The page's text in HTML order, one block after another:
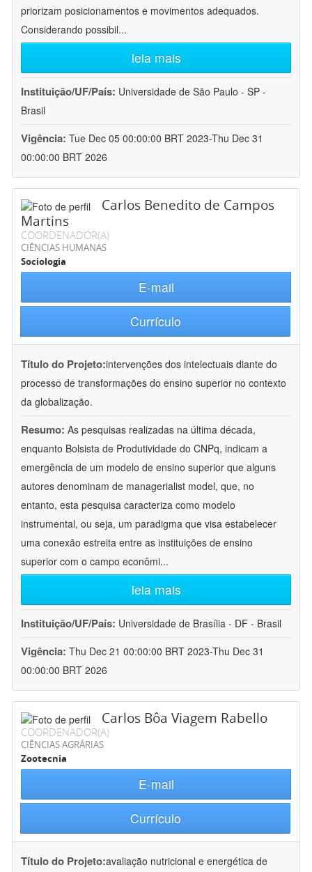
priorizam posicionamentos e movimentos adequados.
Considerando possibil...
leia mais
Instituição/UF/País: Universidade de São Paulo - SP -
Brasil
Vigência: Tue Dec 05 00:00:00 BRT 2023-Thu Dec 31
00:00:00 BRT 2026
Carlos Benedito de Campos
Martins
COORDENADOR(A)
CIÊNCIAS HUMANAS
Sociologia
E-mail
Currículo
Título do Projeto:intervenções dos intelectuais diante do
processo de transformações do ensino superior no contexto
da globalização.
Resumo: As pesquisas realizadas na última década,
enquanto Bolsista de Produtividade do CNPq, indicam a
emergência de um modelo de ensino superior que alguns
autores denominam de managerialist model, que, no
entanto, esta pesquisa caracteriza como modelo
instrumental, ou seja, um paradigma que visa estabelecer
uma conexão estreita entre as instituições de ensino
superior com o campo econômi...
leia mais
Instituição/UF/País: Universidade de Brasília - DF - Brasil
Vigência: Thu Dec 21 00:00:00 BRT 2023-Thu Dec 31
00:00:00 BRT 2026
Carlos Bôa Viagem Rabello
COORDENADOR(A)
CIÊNCIAS AGRÁRIAS
Zootecnia
E-mail
Currículo
Título do Projeto:avaliação nutricional e energética de